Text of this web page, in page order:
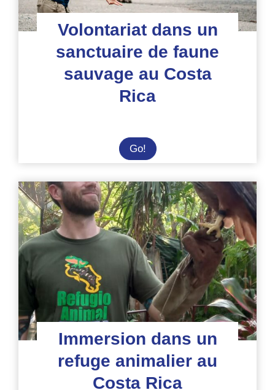
Volontariat dans un
sanctuaire de faune
sauvage au Costa
Rica
Go!Volontariat
dans
un
sanctuaire
de
faune
sauvage
au
Costa
Rica
Immersion dans un
refuge animalier au
Costa Rica